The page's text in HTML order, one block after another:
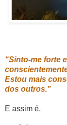
“Sinto-me forte
Estou mais
dos outros.”
E assim é.